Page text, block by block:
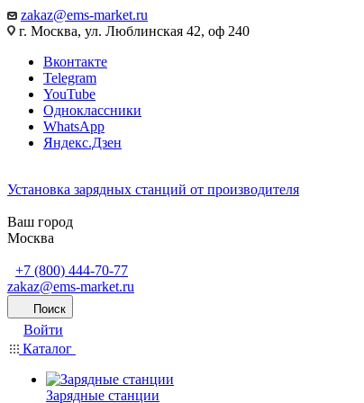
zakaz@ems-market.ru
г. Москва, ул. Люблинская 42, оф 240
Вконтакте
Telegram
YouTube
Одноклассники
WhatsApp
Яндекс.Дзен
Установка зарядных станций от производителя
Ваш город
Москва
+7 (800) 444-70-77
zakaz@ems-market.ru
Поиск
Войти
Каталог
Зарядные станции